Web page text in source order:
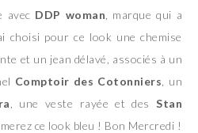
avec DDP woman , marque qui a
choisi pour ce look une chemise
et un jean délavé, associés à un
Comptoir des Cotonniers , un
, une veste rayée et desStan
ce look bleu ! Bon Mercredi !